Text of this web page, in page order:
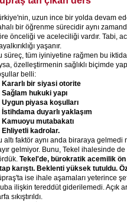
uzun ince bir yolda devam
bir öğrenme sürecidir aynı
önceliği ve aceleciliği vardır. Tabi,
yaşanır.
süreç, tüm iyiniyetine rağmen bu
özelleştirmenin sağlıklı biçimde
belli:
Kararlı bir siyasi otorite
Sağlam hukuki yapı
Uygun piyasa koşulları
İstihdama duyarlı yaklaşım
Kamuoyu mutabakatı
Ehliyetli kadrolar.
altı faktör aynı anda biraraya
gelmiyor. Bunu, Tekel ihalesinde de
Tekel'de, bürokratik acemilik ön
karıştı. Beklenti yüksek tutuldu.
ise ihale aşamaları yeterince
ilişkin tereddüt giderilemedi. Açık
sıkıştırıldı.